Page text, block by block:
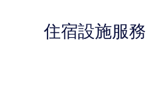
住宿設施服務